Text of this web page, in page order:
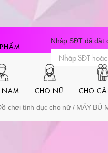
NAM CHO NỮ CHO
chơi tình dục cho nữ / MÁY BÚ
Nhập SĐT đã đặt